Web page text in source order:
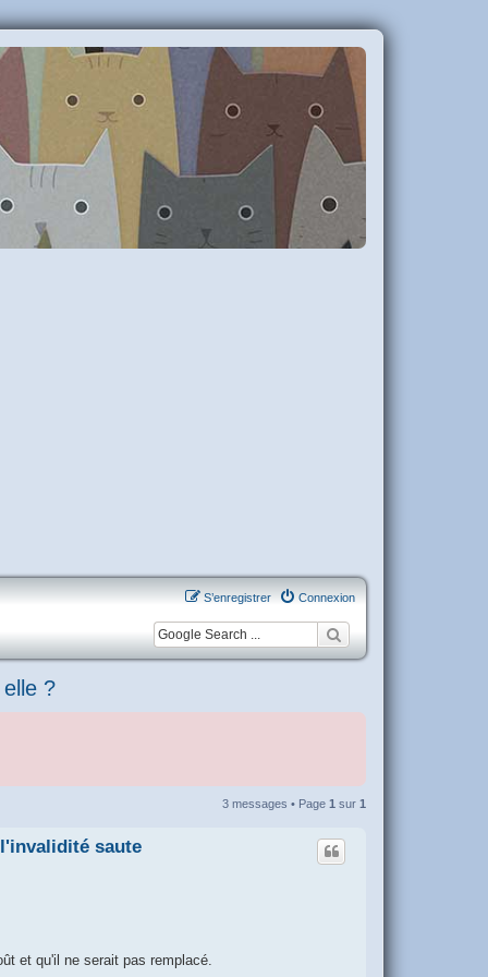
Connexion
S’enregistrer
?
3 messages • Page 1 sur 1
saute
et qu'il ne serait pas remplacé.